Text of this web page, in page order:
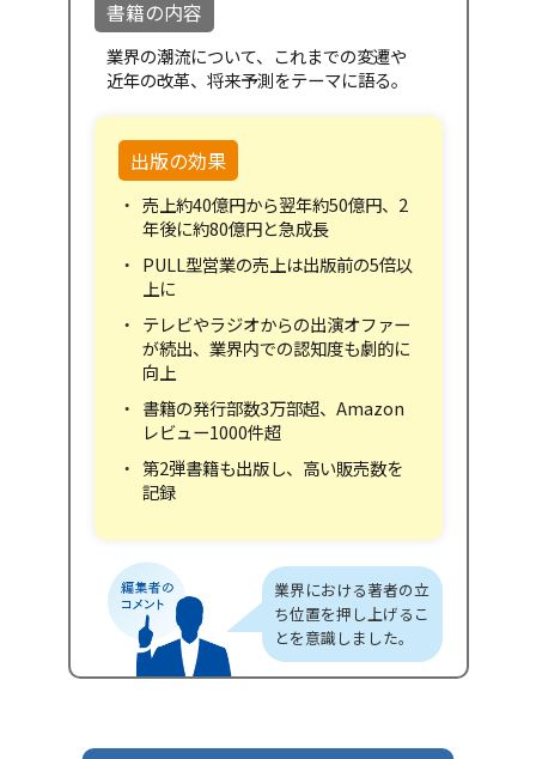
書籍の内容
業界の潮流について、これまでの変遷や
近年の改革、将来予測をテーマに語る。
出版の効果
売上約40億円から翌年約50億円、2
年後に約80億円と急成長
PULL型営業の売上は出版前の5倍以
上に
テレビやラジオからの出演オファー
が続出、業界内での認知度も劇的に
向上
書籍の発行部数3万部超、Amazon
レビュー1000件超
第2弾書籍も出版し、高い販売数を
記録
業界における著者の立
ち位置を押し上げるこ
とを意識しました。